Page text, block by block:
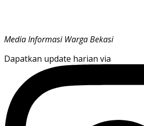
Media Informasi Warga Bekasi
Dapatkan update harian via